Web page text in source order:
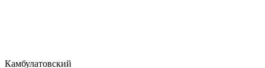
Камбулатовский